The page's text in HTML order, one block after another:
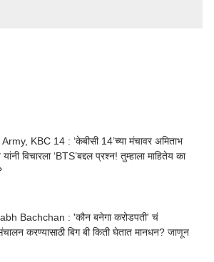
KBC 14 : ‘केबीसी 14’च्या मंचावर अमिताभ
विचारला ‘BTS’बद्दल प्रश्न! तुम्हाला माहितेय का
Bachchan : 'कौन बनेगा करोडपती' चं
करण्यासाठी बिग बी किती घेतात मानधन? जाणून